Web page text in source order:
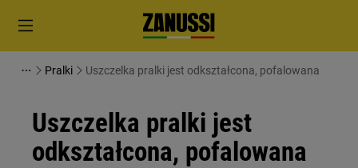
Pralki Uszczelka pralki jest odkształcona, pofalowana
Uszczelka pralki jest
odkształcona, pofalowana